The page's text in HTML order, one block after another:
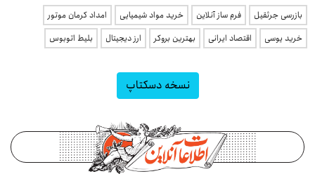
بازرسی جرثقیل فرم ساز آنلاین خرید مواد شیمیایی
امداد کرمان موتور
خرید یوسی
اقتصاد ایرانی بهترین بروکر ارز دیجیتال بلیط اتوبوس
نسخه دسکتاپ